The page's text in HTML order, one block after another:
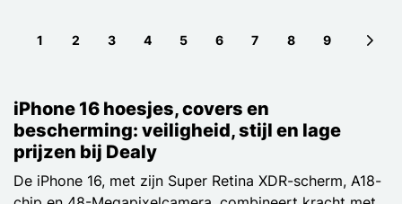
1 2 3 4 5 6 7 8 9
iPhone 16 hoesjes, covers en
bescherming: veiligheid, stijl en lage
prijzen bij Dealy
De iPhone 16, met zijn Super Retina XDR-scherm, A18-